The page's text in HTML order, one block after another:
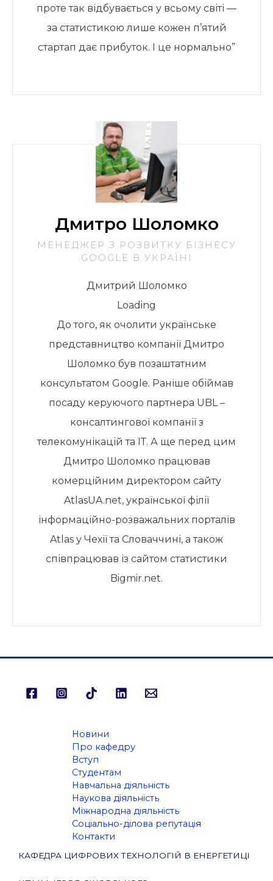
проте так відбувається у всьому світі —
за статистикою лише кожен п’ятий
стартап дає прибуток. І це нормально”
Дмитро Шоломко
МЕНЕДЖЕР З РОЗВИТКУ БІЗНЕСУ
GOOGLE В УКРАЇНІ
Дмитрий Шоломко
Loading
До того, як очолити українське
представництво компанії Дмитро
Шоломко був позаштатним
консультатом Google. Раніше обіймав
посаду керуючого партнера UBL –
консалтингової компанії з
телекомунікацій та ІТ. А ще перед цим
Дмитро Шоломко працював
комерційним директором сайту
AtlasUA.net, української філії
інформаційно-розважальних порталів
Atlas у Чехії та Словаччині, а також
співпрацював із сайтом статистики
Bigmir.net.
Новини
Про кафедру
Вступ
Студентам
Навчальна діяльність
Наукова діяльність
Міжнародна діяльність
Соціально-ділова репутація
Контакти
КАФЕДРА ЦИФРОВИХ ТЕХНОЛОГІЙ В ЕНЕРГЕТИЦІ